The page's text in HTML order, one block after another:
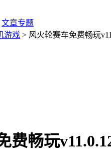
文章专题
游戏 > 风火轮赛车免费畅玩
费畅玩